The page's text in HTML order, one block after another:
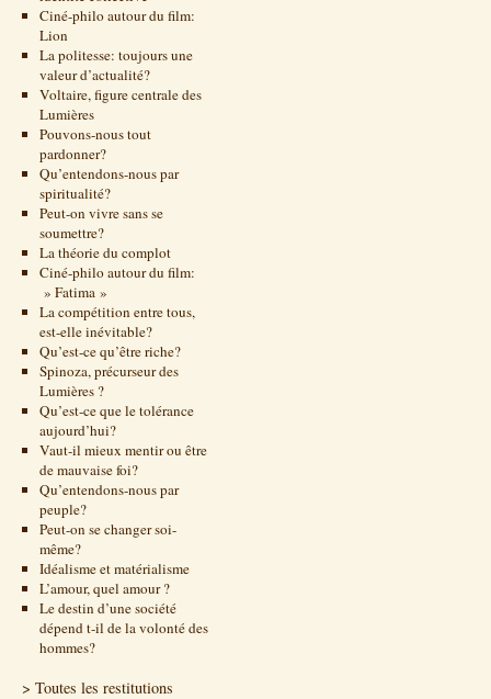
Ciné-philo autour du film:
Lion
La politesse: toujours une
valeur d’actualité?
Voltaire, figure centrale des
Lumières
Pouvons-nous tout
pardonner?
Qu’entendons-nous par
spiritualité?
Peut-on vivre sans se
soumettre?
La théorie du complot
Ciné-philo autour du film:
» Fatima »
La compétition entre tous,
est-elle inévitable?
Qu’est-ce qu’être riche?
Spinoza, précurseur des
Lumières ?
Qu’est-ce que le tolérance
aujourd’hui?
Vaut-il mieux mentir ou être
de mauvaise foi?
Qu’entendons-nous par
peuple?
Peut-on se changer soi-
même?
Idéalisme et matérialisme
L’amour, quel amour ?
Le destin d’une société
dépend t-il de la volonté des
hommes?
> Toutes les restitutions